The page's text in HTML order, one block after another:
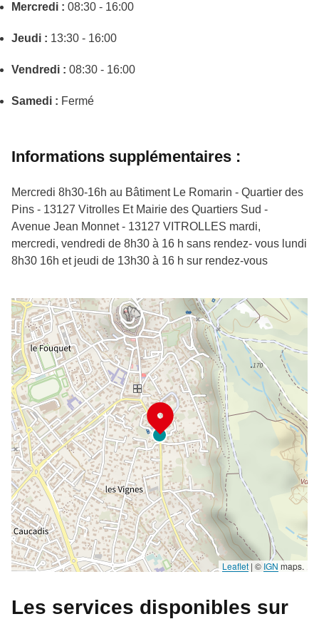
Mercredi : 08:30 - 16:00
Jeudi : 13:30 - 16:00
Vendredi : 08:30 - 16:00
Samedi : Fermé
Informations supplémentaires :
Mercredi 8h30-16h au Bâtiment Le Romarin - Quartier des
Pins - 13127 Vitrolles Et Mairie des Quartiers Sud -
Avenue Jean Monnet - 13127 VITROLLES mardi,
mercredi, vendredi de 8h30 à 16 h sans rendez- vous lundi
8h30 16h et jeudi de 13h30 à 16 h sur rendez-vous
Leaflet | © IGN maps.
Les services disponibles sur